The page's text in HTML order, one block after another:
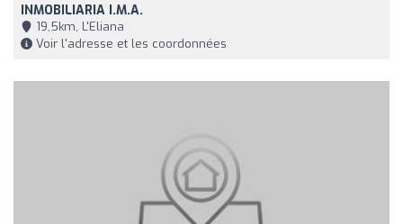
INMOBILIARIA I.M.A.
19,5km, L'Eliana
Voir l'adresse et les coordonnées